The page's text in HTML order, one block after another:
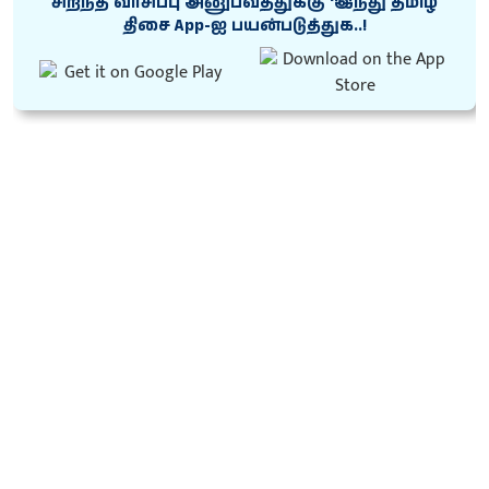
திசை App-ஐ பயன்படுத்துக..!